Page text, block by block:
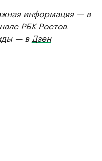
информация — в
РБК Ростов.
— в Дзен